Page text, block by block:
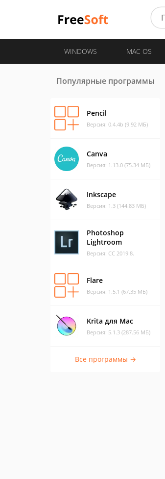
WINDOWS MAC OS
Популярные программы
Pencil
Версия: 0.4.4b (9.92 МБ)
Canva
Версия: 1.13.0 (75.34 МБ)
Inkscape
Версия: 1.3 (144.83 МБ)
Photoshop
Lightroom
Версия: CC 2019 8.
Flare
Версия: 1.5.1 (67.35 МБ)
Krita для Mac
Версия: 5.1.3 (287.56 МБ)
Все программы →